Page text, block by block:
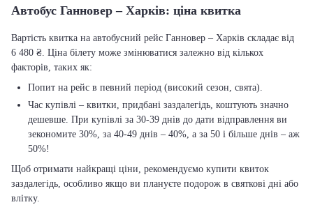
Автобус Ганновер – Харків: ціна квитка
Вартість квитка на автобусний рейс Ганновер – Харків складає від
6 480 ₴. Ціна білету може змінюватися залежно від кількох
факторів, таких як:
Попит на рейс в певний період (високий сезон, свята).
Час купівлі – квитки, придбані заздалегідь, коштують значно
дешевше. При купівлі за 30-39 днів до дати відправлення ви
зекономите 30%, за 40-49 днів – 40%, а за 50 і більше днів – аж
50%!
Щоб отримати найкращі ціни, рекомендуємо купити квиток
заздалегідь, особливо якщо ви плануєте подорож в святкові дні або
влітку.